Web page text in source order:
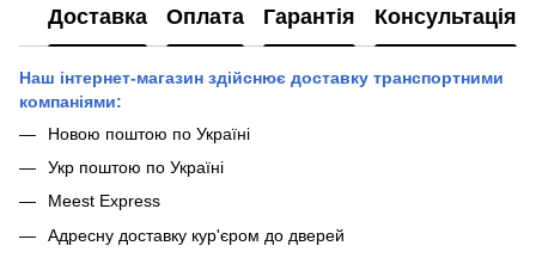
Доставка Оплата Гарантія Консультація
Наш інтернет-магазин здійснює доставку транспортними
компаніями:
Новою поштою по Україні
Укр поштою по Україні
Meest Express
Адресну доставку кур'єром до дверей